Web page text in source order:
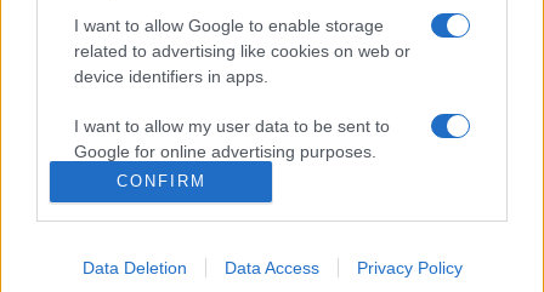
I want to allow Google to enable storage
related to advertising like cookies on web or
device identifiers in apps.
I want to allow my user data to be sent to
Google for online advertising purposes.
I want to allow Google to send me
personalized advertising.
I want to allow Google to enable storage
CONFIRM
Data Deletion Data Access Privacy Policy
MEGOSZTÁS